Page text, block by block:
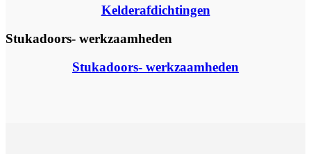
Kelderafdichtingen
Stukadoors- werkzaamheden
Stukadoors- werkzaamheden